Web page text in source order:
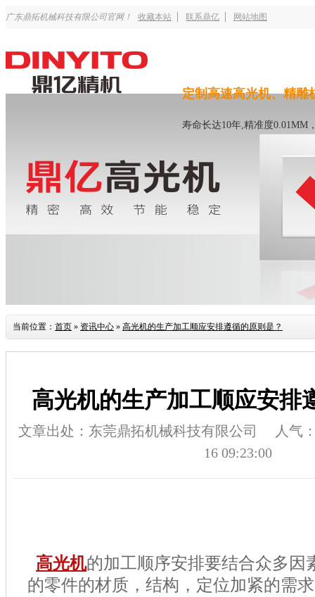
广东鼎拓机械科技有限公司官网！ 收藏本站 联系鼎亿 网站地图
定制高速高光机、精雕
寿命长达10年,精准度0.01MM
当前位置： 首页 » 资讯中心 » 高光机的生产加工顺应安排遵循的原则是？
高光机的生产加工顺应安排
文章出处：东莞鼎拓机械科技有限公司
人气
16 09:23:00
高光机的加工顺序安排要结合众多因
的零件的材质，结构，定位加紧的需